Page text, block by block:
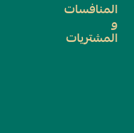
المنافسات
و
المشتريات